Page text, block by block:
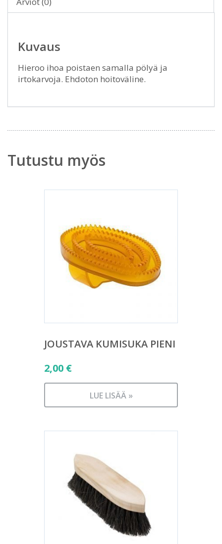
Kuvaus
Hieroo ihoa poistaen samalla pölyä ja
irtokarvoja. Ehdoton hoitoväline.
Tutustu myös
JOUSTAVA KUMISUKA PIENI
2,00 €
LUE LISÄÄ »